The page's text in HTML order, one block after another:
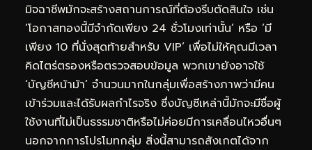
มิจฉาชีพมักจะสร้างสถานการณ์ที่ต้องรีบตัดสินใจ เช่น
‘โอกาสทองนี้มีจำกัดเพียง 24 ชั่วโมงเท่านั้น’ หรือ ‘มี
เพียง 10 ที่นั่งสุดท้ายสำหรับ VIP’ เพื่อไม่ให้คุณมีเวลา
คิดไตร่ตรองหรือตรวจสอบข้อมูล พวกเขายังอาจใช้
‘บัญชีหน้าม้า’ จำนวนมากในกลุ่มเพื่อสร้างภาพว่ามีคน
เข้าร่วมและได้รับผลกำไรจริง ซึ่งบัญชีเหล่านี้มักจะมีชื่อผู้
ใช้งานที่ไม่เป็นธรรมชาติหรือไม่ค่อยมีการเคลื่อนไหวอื่นๆ
นอกจากการโปรโมทกลุ่ม สิ่งนี้สามารถสังเกตได้จาก